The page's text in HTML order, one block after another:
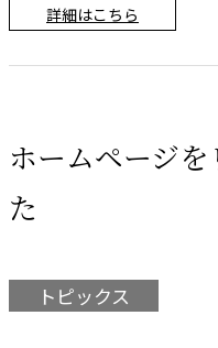
詳細はこちら
ホームページ
た
トピックス